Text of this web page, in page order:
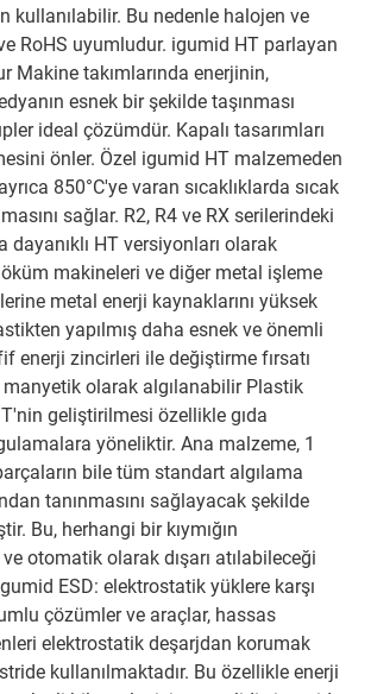
kullanılabilir. Bu nedenle halojen ve
RoHS uyumludur. igumid HT parlayan
Makine takımlarında enerjinin,
esnek bir şekilde taşınması
ideal çözümdür. Kapalı tasarımları
önler. Özel igumid HT malzemeden
850°C'ye varan sıcaklıklarda sıcak
sağlar. R2, R4 ve RX serilerindeki
dayanıklı HT versiyonları olarak
makineleri ve diğer metal işleme
metal enerji kaynaklarını yüksek
yapılmış daha esnek ve önemli
enerji zincirleri ile değiştirme fırsatı
olarak algılanabilir Plastik
geliştirilmesi özellikle gıda
yöneliktir. Ana malzeme, 1
bile tüm standart algılama
tanınmasını sağlayacak şekilde
Bu, herhangi bir kıymığın
otomatik olarak dışarı atılabileceği
ESD: elektrostatik yüklere karşı
çözümler ve araçlar, hassas
elektrostatik deşarjdan korumak
kullanılmaktadır. Bu özellikle enerji